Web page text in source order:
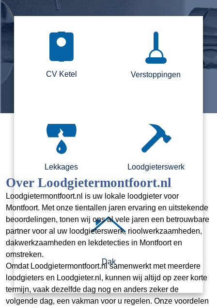
CV Ketel Verstoppingen
Lekkages Loodgieterswerk
Dak
Over Loodgietermontfoort.nl
Loodgietermontfoort.nl is uw lokale loodgieter voor
Montfoort. Met onze tientallen jaren ervaring en uitstekende
beoordelingen, tonen wij ons al vele jaren een betrouwbare
partner voor al uw loodgieterswerk, rioolwerkzaamheden,
dakwerkzaamheden en lekdetecties in Montfoort en
omstreken.
Omdat Loodgietermontfoort.nl samenwerkt met meerdere
loodgieters en Loodgieter.nl, kunnen wij altijd op zeer korte
termijn, vaak dezelfde dag nog en anders zeker de
volgende dag, een vakman voor u regelen. Onze voordelen